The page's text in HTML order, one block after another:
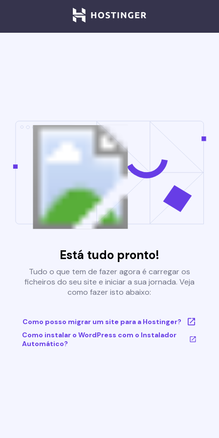
Está tudo pronto!
Tudo o que tem de fazer agora é carregar os
ficheiros do seu site e iniciar a sua jornada. Veja
como fazer isto abaixo:
Como posso migrar um site para a Hostinger?
Como instalar o WordPress com o Instalador
Automático?